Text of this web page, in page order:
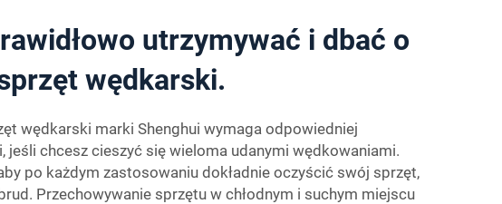
utrzymywać i dbać o
wędkarski.
wędkarski marki Shenghui wymaga odpowiedniej
jeśli chcesz cieszyć się wieloma udanymi wędkowaniami.
po każdym zastosowaniu dokładnie oczyścić swój sprzęt,
Przechowywanie sprzętu w chłodnym i suchym miejscu